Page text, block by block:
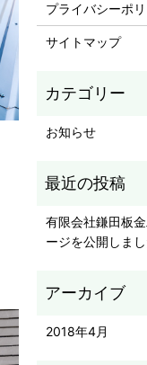
プライバシーポ
サイトマップ
お知らせ
有限会社鎌田板
ージを公開しまし
2018年4月